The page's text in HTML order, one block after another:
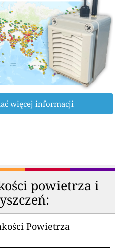
więcej informacji
powietrza i
Powietrza